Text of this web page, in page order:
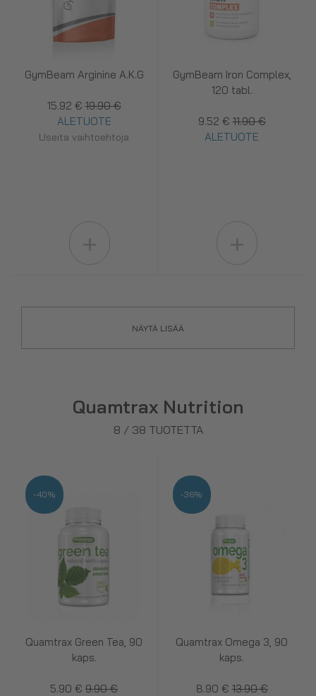
GymBeam Arginine A.K.G
15.92 € 19.90 €
ALETUOTE
Useita vaihtoehtoja
GymBeam Iron Complex,
120 tabl.
9.52 € 11.90 €
ALETUOTE
NÄYTÄ LISÄÄ
Quamtrax Nutrition
8 / 38 TUOTETTA
Quamtrax Green Tea, 90
kaps.
5.90 € 9.90 €
-40%
Quamtrax Omega 3, 90
kaps.
8.90 € 13.90 €
-36%